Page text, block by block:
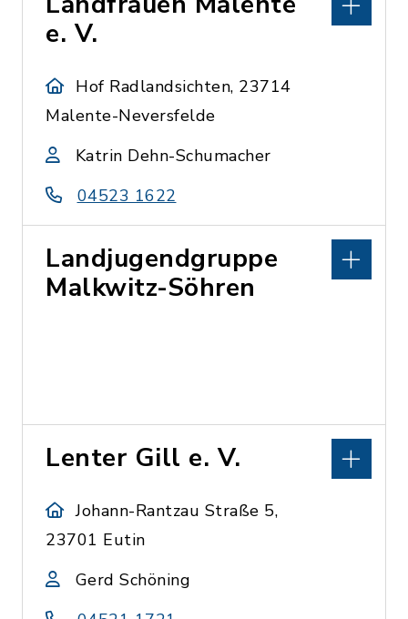
e. V.
Hof Radlandsichten, 23714
Malente-Neversfelde
Katrin Dehn-Schumacher
04523 1622
Landjugendgruppe
Malkwitz-Söhren
Lenter Gill e. V.
Johann-Rantzau Straße 5,
23701 Eutin
Gerd Schöning